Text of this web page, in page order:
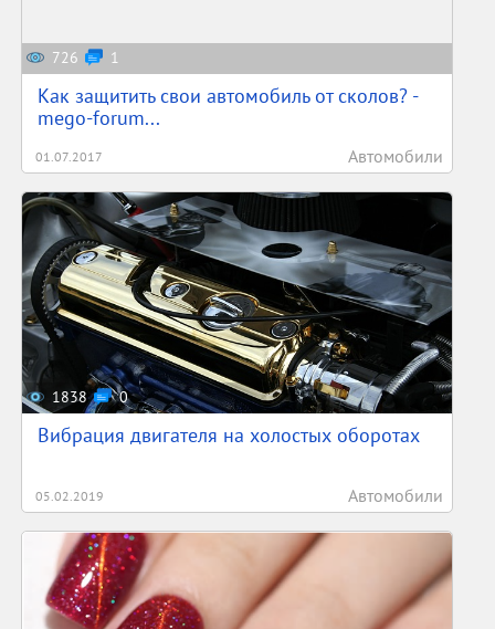
726 1
Как защитить свои автомобиль от сколов? -
mego-forum...
01.07.2017 Автомобили
1838 0
Вибрация двигателя на холостых оборотах
05.02.2019 Автомобили